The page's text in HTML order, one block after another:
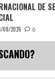
DE
08/2026 0